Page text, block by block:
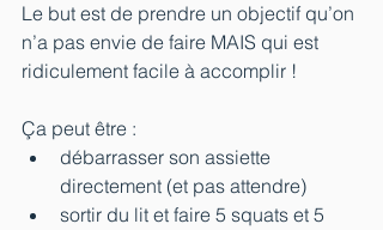
Le but est de prendre un objectif qu’on
n’a pas envie de faire MAIS qui est
ridiculement facile à accomplir !
Ça peut être :
débarrasser son assiette
directement (et pas attendre)
sortir du lit et faire 5 squats et 5